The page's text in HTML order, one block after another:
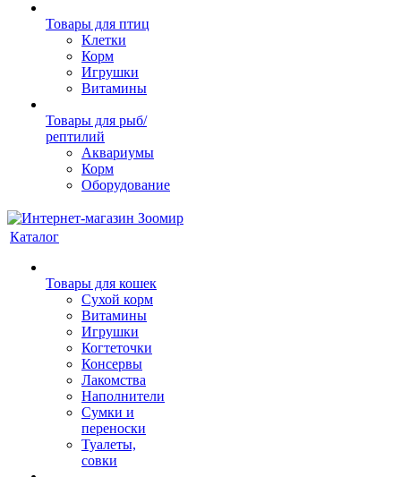
Товары для птиц
Клетки
Корм
Игрушки
Витамины
Товары для рыб/
рептилий
Аквариумы
Корм
Оборудование
Каталог
Товары для кошек
Cухой корм
Витамины
Игрушки
Когтеточки
Консервы
Лакомства
Наполнители
Сумки и
переноски
Туалеты,
совки